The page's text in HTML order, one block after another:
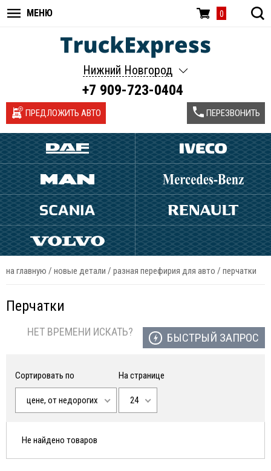
МЕНЮ 0
Нижний Новгород
+7 909-723-0404
ПРЕДЛОЖИТЬ АВТО
на главную / новые детали / разная перефирия для авто / перчатки
Перчатки
НЕТ ВРЕМЕНИ ИСКАТЬ? БЫСТРЫЙ ЗАПРОС
Сортировать по
цене, от недорогих
На странице
24
Не найдено товаров